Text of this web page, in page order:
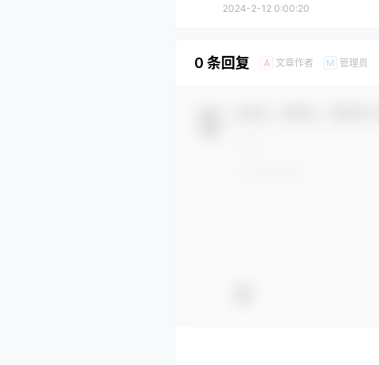
2024-2-12 0:00:20
0 条回复 A 文章作者 M 管理员